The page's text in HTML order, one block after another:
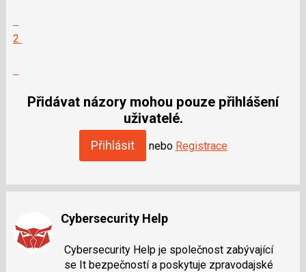
2
jako
Přidávat názory mohou pouze přihlášení
uživatelé.
Přihlásit nebo Registrace
Cybersecurity Help
Cybersecurity Help je společnost zabývající
se It bezpečností a poskytuje zpravodajské